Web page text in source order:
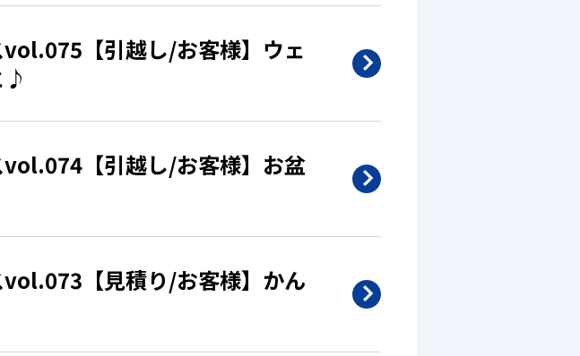
【引越し/お客様】ウェ
♪
【引越し/お客様】お盆
【見積り/お客様】かん